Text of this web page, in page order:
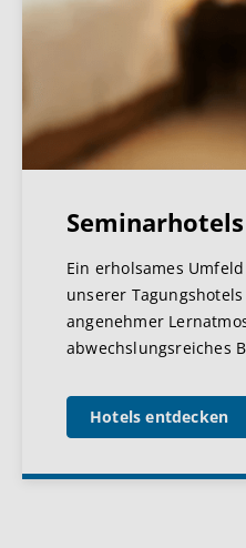
Seminarhotels
Ein erholsames
unserer
angenehmer
Hotels entdecken